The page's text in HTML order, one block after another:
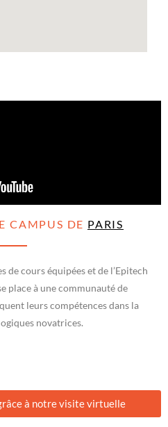
CAMPUS DE PARIS
de cours équipées et de l’Epitech
place à une communauté de
leurs compétences dans la
novatrices.
à notre visite virtuelle